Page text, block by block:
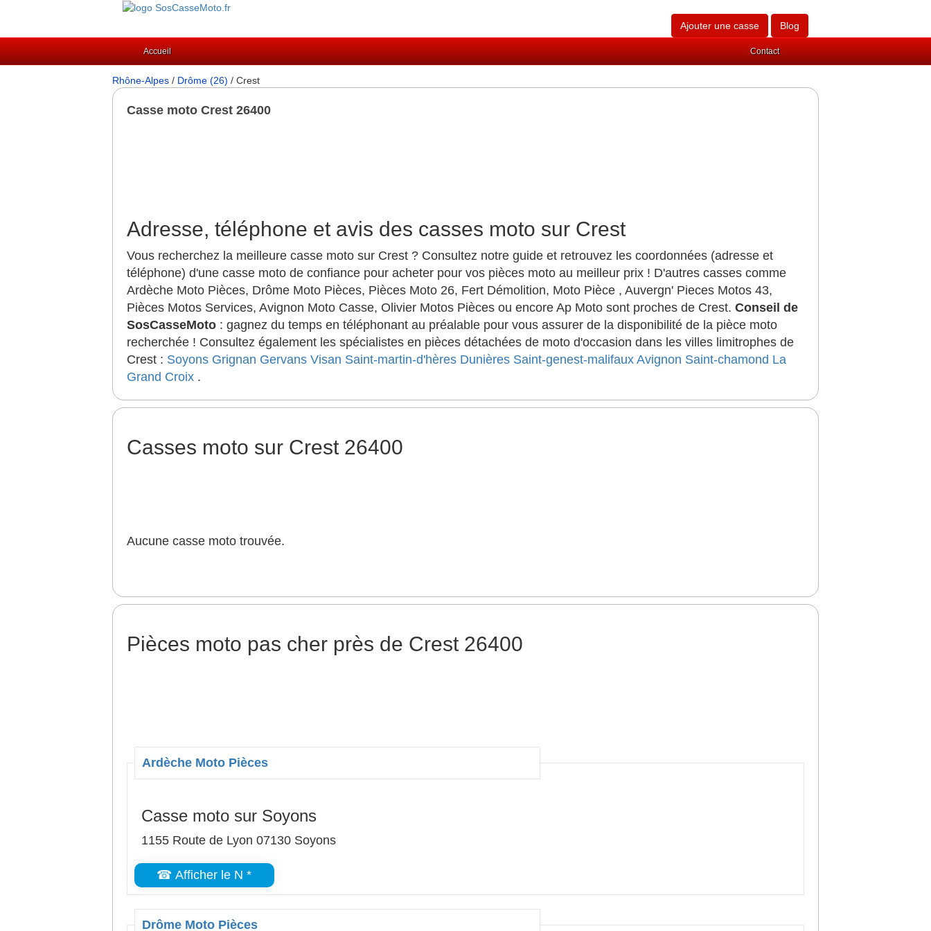
Ajouter une casse Blog
Accueil Contact
Rhône-Alpes / Drôme (26) / Crest
Casse moto Crest 26400
Adresse, téléphone et avis des casses moto sur Crest
Vous recherchez la meilleure casse moto sur Crest ? Consultez notre guide et retrouvez les coordonnées (adresse et
téléphone) d'une casse moto de confiance pour acheter pour vos pièces moto au meilleur prix ! D'autres casses comme
Ardèche Moto Pièces, Drôme Moto Pièces, Pièces Moto 26, Fert Démolition, Moto Pièce , Auvergn' Pieces Motos 43,
Pièces Motos Services, Avignon Moto Casse, Olivier Motos Pièces ou encore Ap Moto sont proches de Crest. Conseil de
SosCasseMoto : gagnez du temps en téléphonant au préalable pour vous assurer de la disponibilité de la pièce moto
recherchée ! Consultez également les spécialistes en pièces détachées de moto d'occasion dans les villes limitrophes de
Crest : Soyons Grignan Gervans Visan Saint-martin-d'hères Dunières Saint-genest-malifaux Avignon Saint-chamond La
Grand Croix .
Casses moto sur Crest 26400
Aucune casse moto trouvée.
Pièces moto pas cher près de Crest 26400
Ardèche Moto Pièces
Casse moto sur Soyons
1155 Route de Lyon 07130 Soyons
☎ Afficher le N *
Drôme Moto Pièces